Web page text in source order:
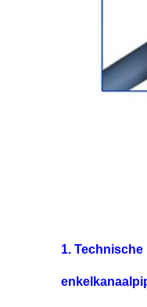
1. Technische